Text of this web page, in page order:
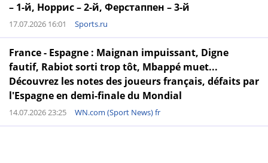
– 1-й, Норрис – 2-й, Ферстаппен – 3-й
17.07.2026 16:01 Sports.ru
France - Espagne : Maignan impuissant, Digne
fautif, Rabiot sorti trop tôt, Mbappé muet...
Découvrez les notes des joueurs français, défaits par
l'Espagne en demi-finale du Mondial
14.07.2026 23:25 WN.com (Sport News) fr